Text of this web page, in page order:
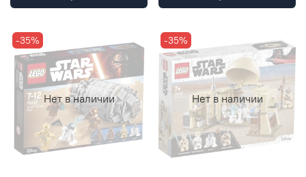
Нет в наличии
-35%
Нет в наличии
-35%